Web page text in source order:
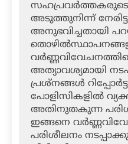
അടുത്തുനിന്ന്
അനുഭവിച്ചതായി
അത്യാവശ്യമായി
പ്രശ്‌നങ്ങള്‍
പോളിസികളില്‍
അതിനുതകുന്ന
ഇങ്ങനെ
പരിശീലനം